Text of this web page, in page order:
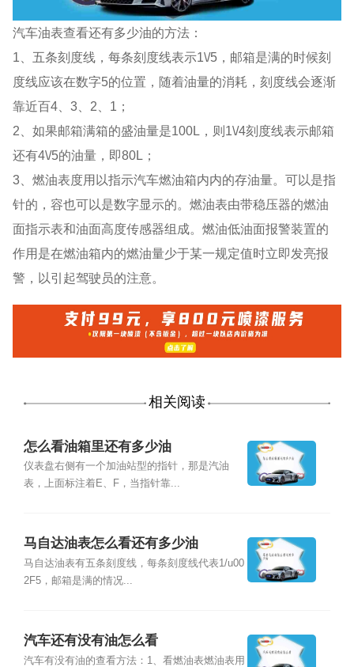
汽车油表查看还有多少油的方法：
1、五条刻度线，每条刻度线表示1\/5，邮箱是满的时候刻
度线应该在数字5的位置，随着油量的消耗，刻度线会逐渐
靠近百4、3、2、1；
2、如果邮箱满箱的盛油量是100L，则1\/4刻度线表示邮箱
还有4\/5的油量，即80L；
3、燃油表度用以指示汽车燃油箱内内的存油量。可以是指
针的，容也可以是数字显示的。燃油表由带稳压器的燃油
面指示表和油面高度传感器组成。燃油低油面报警装置的
作用是在燃油箱内的燃油量少于某一规定值时立即发亮报
警，以引起驾驶员的注意。
相关阅读
怎么看油箱里还有多少油
仪表盘右侧有一个加油站型的指针，那是汽油
表，上面标注着E、F，当指针靠...
马自达油表怎么看还有多少油
马自达油表有五条刻度线，每条刻度线代表1/u00
2F5，邮箱是满的情况...
汽车还有没有油怎么看
汽车有没有油的查看方法：1、看燃油表燃油表用